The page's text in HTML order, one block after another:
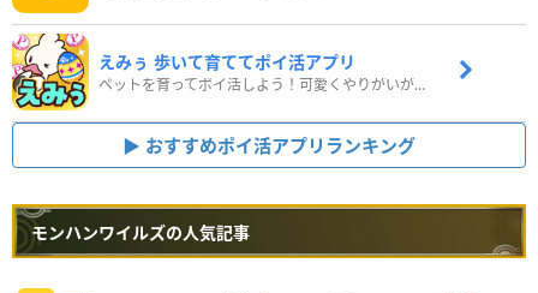
えみぅ 歩いて育ててポイ活アプリ
ペットを育ってポイ活しよう！可愛くやりがいがある新感覚アプリ
おすすめポイ活アプリランキング
モンハンワイルズの人気記事